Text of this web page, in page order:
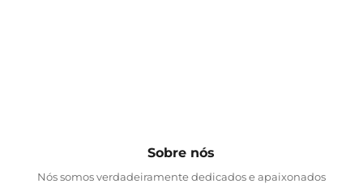
Sobre nós
Nós somos verdadeiramente dedicados e apaixonados